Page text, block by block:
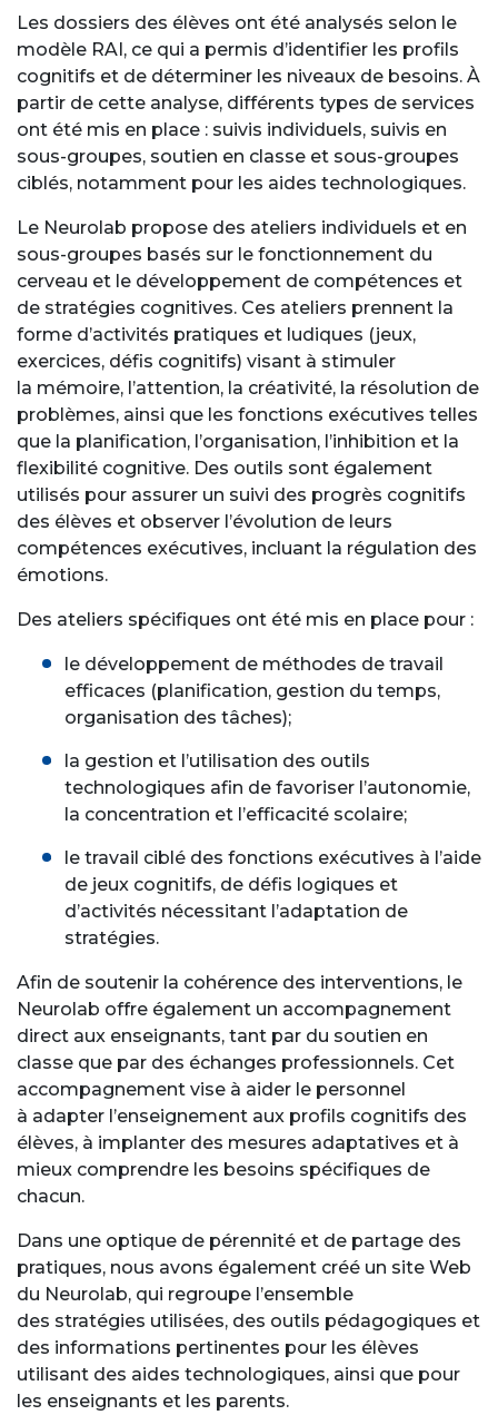
Les dossiers des élèves ont été analysés selon le
modèle RAI, ce qui a permis d’identifier les profils
cognitifs et de déterminer les niveaux de besoins. À
partir de cette analyse, différents types de services
ont été mis en place : suivis individuels, suivis en
sous-groupes, soutien en classe et sous-groupes
ciblés, notamment pour les aides technologiques.
Le Neurolab propose des ateliers individuels et en
sous-groupes basés sur le fonctionnement du
cerveau et le développement de compétences et
de stratégies cognitives. Ces ateliers prennent la
forme d’activités pratiques et ludiques (jeux,
exercices, défis cognitifs) visant à stimuler
la mémoire, l’attention, la créativité, la résolution de
problèmes, ainsi que les fonctions exécutives telles
que la planification, l’organisation, l’inhibition et la
flexibilité cognitive. Des outils sont également
utilisés pour assurer un suivi des progrès cognitifs
des élèves et observer l’évolution de leurs
compétences exécutives, incluant la régulation des
émotions.
Des ateliers spécifiques ont été mis en place pour :
le développement de méthodes de travail
efficaces (planification, gestion du temps,
organisation des tâches);
la gestion et l’utilisation des outils
technologiques afin de favoriser l’autonomie,
la concentration et l’efficacité scolaire;
le travail ciblé des fonctions exécutives à l’aide
de jeux cognitifs, de défis logiques et
d’activités nécessitant l’adaptation de
stratégies.
Afin de soutenir la cohérence des interventions, le
Neurolab offre également un accompagnement
direct aux enseignants, tant par du soutien en
classe que par des échanges professionnels. Cet
accompagnement vise à aider le personnel
à adapter l’enseignement aux profils cognitifs des
élèves, à implanter des mesures adaptatives et à
mieux comprendre les besoins spécifiques de
chacun.
Dans une optique de pérennité et de partage des
pratiques, nous avons également créé un site Web
du Neurolab, qui regroupe l’ensemble
des stratégies utilisées, des outils pédagogiques et
des informations pertinentes pour les élèves
utilisant des aides technologiques, ainsi que pour
les enseignants et les parents.